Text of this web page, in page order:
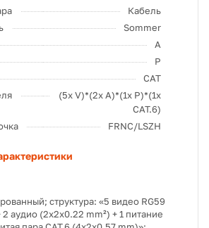
Кабель
Sommer
A
P
CAT
(5x V)*(2x A)*(1x P)*(1x
CAT.6)
FRNC/LSZH
структура: «5 видео RG59
аудио (2x2x0.22 mm²) + 1 питание